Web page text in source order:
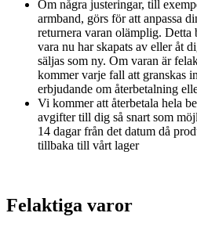
Om några justeringar, till
armband, görs för att anpassa
returnera varan olämplig. Detta
vara nu har skapats av eller åt
säljas som ny. Om varan är
kommer varje fall att granskas
erbjudande om återbetalning
Vi kommer att återbetala hela
avgifter till dig så snart som
14 dagar från det datum då
tillbaka till vårt lager
Felaktiga varor